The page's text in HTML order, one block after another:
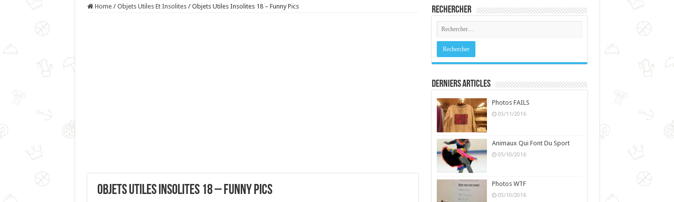
Home / Objets Utiles Et Insolites / Objets Utiles Insolites 18 – Funny Pics
Objets Utiles Insolites 18 – Funny Pics
Rechercher
Derniers Articles
Photos FAILS
05/11/2016
Animaux Qui Font Du Sport
05/10/2016
Photos WTF
05/10/2016